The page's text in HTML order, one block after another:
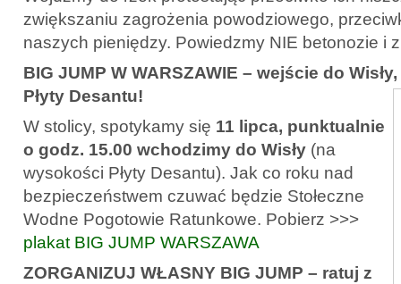
zwiększaniu zagrożenia powodziowego,
naszych pieniędzy. Powiedzmy NIE betonozie i
BIG JUMP W WARSZAWIE – wejście do
Płyty Desantu!
W stolicy, spotykamy się 11 lipca, punktualnie
o godz. 15.00 wchodzimy do Wisły (na
wysokości Płyty Desantu). Jak co roku nad
bezpieczeństwem czuwać będzie Stołeczne
Wodne Pogotowie Ratunkowe. Pobierz >>>
plakat BIG JUMP WARSZAWA
ZORGANIZUJ WŁASNY BIG JUMP – ratuj z